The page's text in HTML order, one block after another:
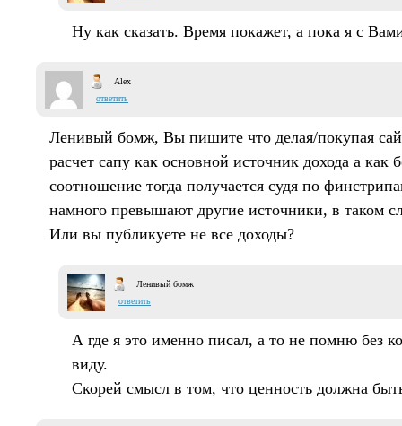
Ну как сказать. Время покажет, а пока я с
Alex
ответить
Ленивый бомж, Вы пишите что делая/покупая
расчет сапу как основной источник дохода а как
соотношение тогда получается судя по
намного превышают другие источники, в таком
Или вы публикуете не все доходы?
Ленивый бомж
ответить
А где я это именно писал, а то не помню без
виду.
Скорей смысл в том, что ценность должна